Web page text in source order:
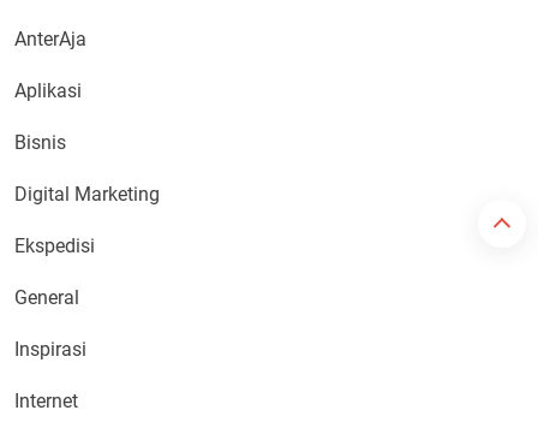
AnterAja
Aplikasi
Bisnis
Digital Marketing
Ekspedisi
General
Inspirasi
Internet